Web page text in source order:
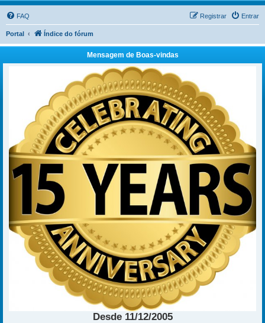
FAQ Entrar
Registrar
Portal Índice do fórum
Mensagem de Boas-vindas
Desde 11/12/2005